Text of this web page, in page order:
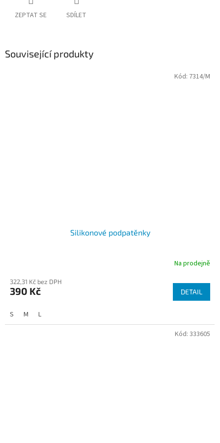
ZEPTAT SE SDÍLET
Související produkty
Silikonové podpatěnky
Na prodejně
322,31 Kč bez DPH
390 Kč DETAIL
S M L
Kód: 7314/M
Kód: 333605